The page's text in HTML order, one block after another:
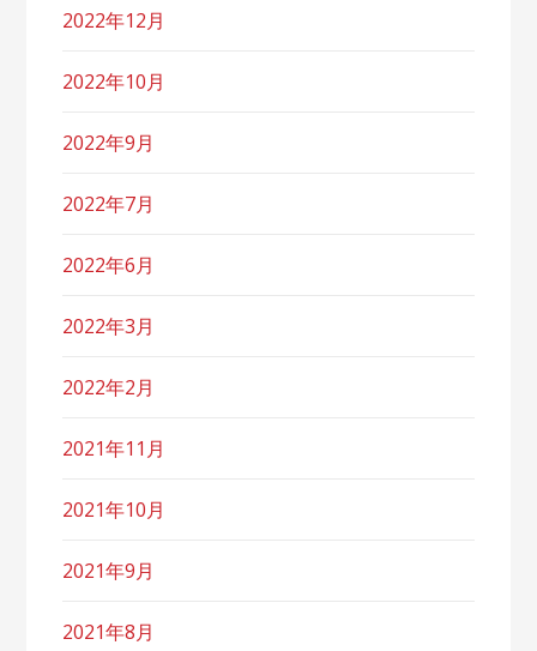
2022年12月
2022年10月
2022年9月
2022年7月
2022年6月
2022年3月
2022年2月
2021年11月
2021年10月
2021年9月
2021年8月